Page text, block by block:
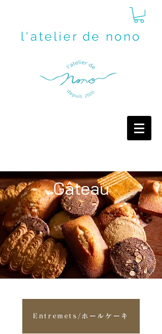
l'atelier de nono
Gâteau
​Entremets/ホールケーキ